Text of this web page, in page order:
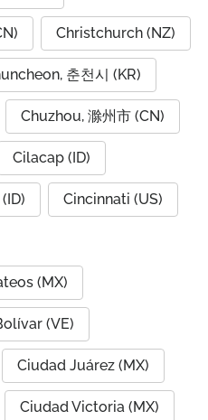
Christchurch (NZ)
춘천시 (KR)
Chuzhou, 滁州市 (CN)
Cilacap (ID)
Cincinnati (US)
(MX)
(VE)
Ciudad Juárez (MX)
Ciudad Victoria (MX)